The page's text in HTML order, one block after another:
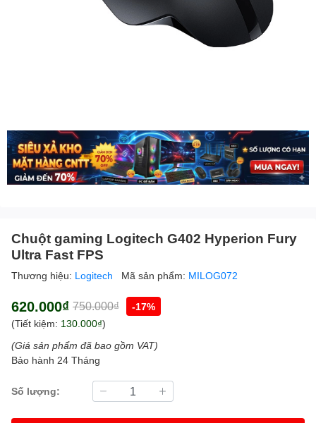
Chuột gaming Logitech G402 Hyperion Fury
Ultra Fast FPS
Thương hiệu: Logitech Mã sản phẩm: MILOG072
620.000₫ 750.000₫
-17%
(Tiết kiệm: 130.000₫)
(Giá sản phẩm đã bao gồm VAT)
Bảo hành 24 Tháng
Số lượng: